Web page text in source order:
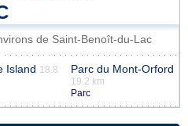
de Saint-Benoît-du-Lac
Island 18.8
Parc du Mont-Orford
19.2 km
Parc